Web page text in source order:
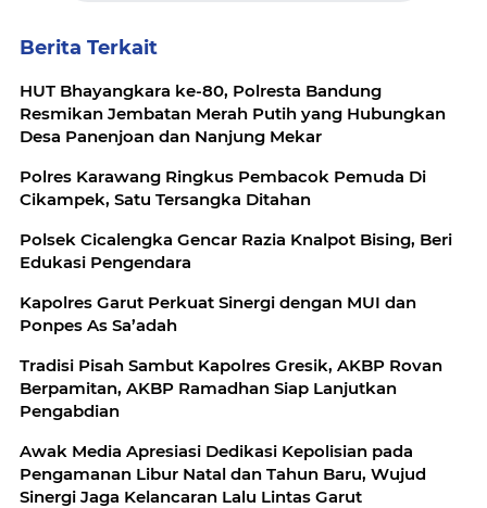
Berita Terkait
HUT Bhayangkara ke-80, Polresta Bandung
Resmikan Jembatan Merah Putih yang Hubungkan
Desa Panenjoan dan Nanjung Mekar
Polres Karawang Ringkus Pembacok Pemuda Di
Cikampek, Satu Tersangka Ditahan
Polsek Cicalengka Gencar Razia Knalpot Bising, Beri
Edukasi Pengendara
Kapolres Garut Perkuat Sinergi dengan MUI dan
Ponpes As Sa’adah
Tradisi Pisah Sambut Kapolres Gresik, AKBP Rovan
Berpamitan, AKBP Ramadhan Siap Lanjutkan
Pengabdian
Awak Media Apresiasi Dedikasi Kepolisian pada
Pengamanan Libur Natal dan Tahun Baru, Wujud
Sinergi Jaga Kelancaran Lalu Lintas Garut